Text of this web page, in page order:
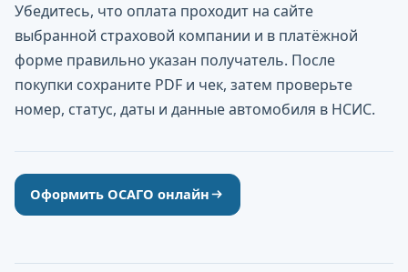
Убедитесь, что оплата проходит на сайте
выбранной страховой компании и в платёжной
форме правильно указан получатель. После
покупки сохраните PDF и чек, затем проверьте
номер, статус, даты и данные автомобиля в НСИС.
Оформить ОСАГО онлайн